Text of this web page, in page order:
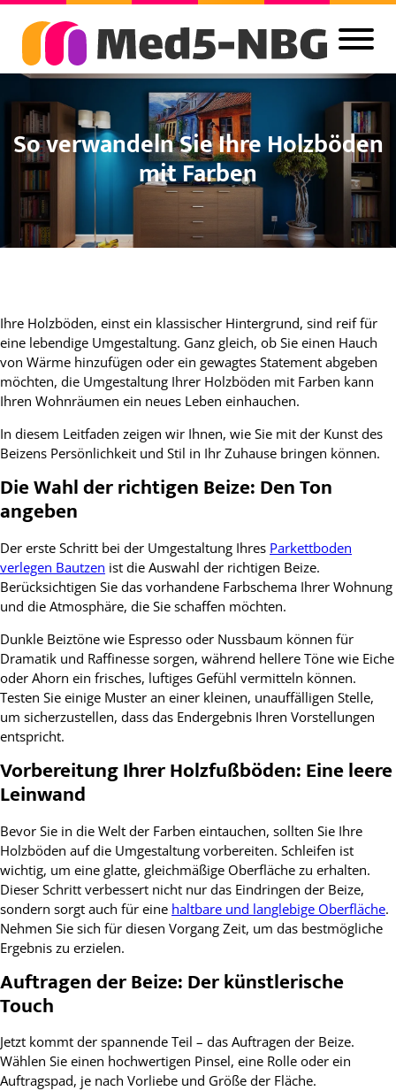
So verwandeln Sie Ihre Holzböden
mit Farben
Ihre Holzböden, einst ein klassischer Hintergrund, sind reif für
eine lebendige Umgestaltung. Ganz gleich, ob Sie einen Hauch
von Wärme hinzufügen oder ein gewagtes Statement abgeben
möchten, die Umgestaltung Ihrer Holzböden mit Farben kann
Ihren Wohnräumen ein neues Leben einhauchen.
In diesem Leitfaden zeigen wir Ihnen, wie Sie mit der Kunst des
Beizens Persönlichkeit und Stil in Ihr Zuhause bringen können.
Die Wahl der richtigen Beize: Den Ton
angeben
Der erste Schritt bei der Umgestaltung Ihres Parkettboden
verlegen Bautzen ist die Auswahl der richtigen Beize.
Berücksichtigen Sie das vorhandene Farbschema Ihrer Wohnung
und die Atmosphäre, die Sie schaffen möchten.
Dunkle Beiztöne wie Espresso oder Nussbaum können für
Dramatik und Raffinesse sorgen, während hellere Töne wie Eiche
oder Ahorn ein frisches, luftiges Gefühl vermitteln können.
Testen Sie einige Muster an einer kleinen, unauffälligen Stelle,
um sicherzustellen, dass das Endergebnis Ihren Vorstellungen
entspricht.
Vorbereitung Ihrer Holzfußböden: Eine leere
Leinwand
Bevor Sie in die Welt der Farben eintauchen, sollten Sie Ihre
Holzböden auf die Umgestaltung vorbereiten. Schleifen ist
wichtig, um eine glatte, gleichmäßige Oberfläche zu erhalten.
Dieser Schritt verbessert nicht nur das Eindringen der Beize,
sondern sorgt auch für eine haltbare und langlebige Oberfläche.
Nehmen Sie sich für diesen Vorgang Zeit, um das bestmögliche
Ergebnis zu erzielen.
Auftragen der Beize: Der künstlerische
Touch
Jetzt kommt der spannende Teil – das Auftragen der Beize.
Wählen Sie einen hochwertigen Pinsel, eine Rolle oder ein
Auftragspad, je nach Vorliebe und Größe der Fläche.